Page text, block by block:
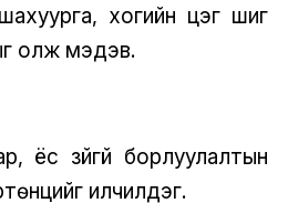
хогийн цэг шиг
олж мэдэв.
ёс зүйгүй борлуулалтын
илчилдэг.